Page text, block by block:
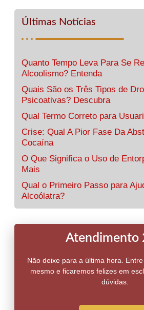
Últimas Notícias
Quanto Tempo Leva Para Se
Alcoolismo? Entenda
Quais São os Três Tipos de
Psicoativas? Descubra
Qual Termo Correto para
Crise: Qual A Pior Fase Da
Cocaína
O Que Significa o Uso de
Mais
Qual o Primeiro Passo para
Alcoólatra?
Atendimento
Não deixe para a última hora.
mesmo e ficaremos felizes em
dúvidas.